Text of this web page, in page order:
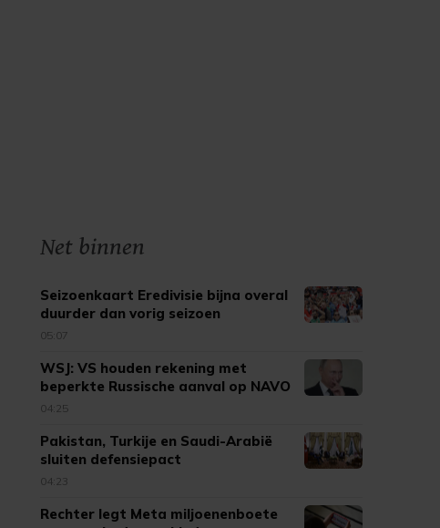
Net binnen
Seizoenkaart Eredivisie bijna overal
duurder dan vorig seizoen
05:07
WSJ: VS houden rekening met
beperkte Russische aanval op NAVO
04:25
Pakistan, Turkije en Saudi-Arabië
sluiten defensiepact
04:23
Rechter legt Meta miljoenenboete